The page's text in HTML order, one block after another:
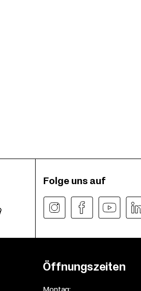
Folge uns auf
Öffnungszeiten